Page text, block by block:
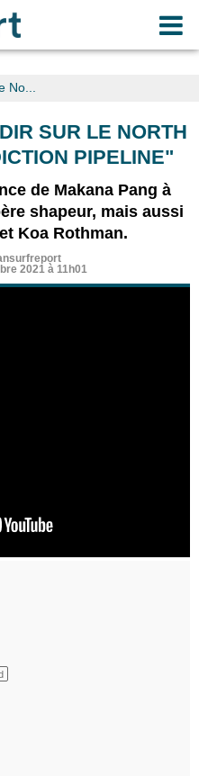
No...
SUR LE NORTH
PIPELINE"
de Makana Pang à
shapeur, mais aussi
Koa Rothman.
2021 à 11h01